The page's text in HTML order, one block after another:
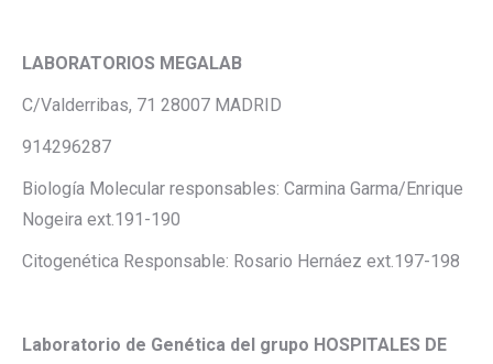
LABORATORIOS MEGALAB
C/Valderribas, 71 28007 MADRID
914296287
Biología Molecular responsables: Carmina Garma/Enrique
Nogeira ext.191-190
Citogenética Responsable: Rosario Hernáez ext.197-198
Laboratorio de Genética del grupo HOSPITALES DE